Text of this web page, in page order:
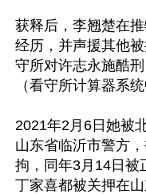
获释后，李翘楚在
经历，并声援其他
守所对许志永施酷
（看守所计算器系
2021年2月6日她被
山东省临沂市警方
拘，同年3月14日被
丁家喜都被关押在山